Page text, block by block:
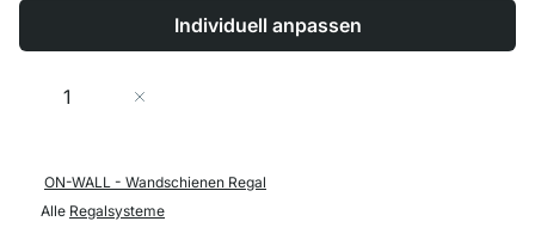
Individuell anpassen
Menge
ON-WALL - Wandschienen Regal
Alle Regalsysteme